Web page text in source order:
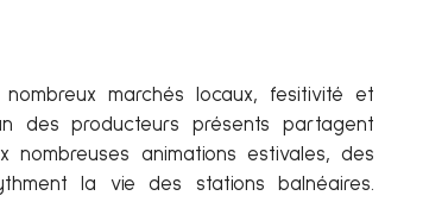
marchés locaux, fesitivité et
des producteurs présents partagent
animations estivales, des
la vie des stations balnéaires.